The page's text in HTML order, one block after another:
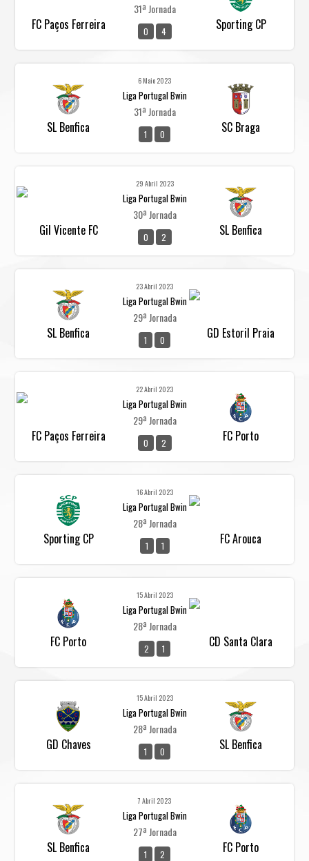
FC Paços Ferreira
31ª Jornada
0 4 Sporting CP
SL Benfica
6 Maio 2023
Liga Portugal Bwin
31ª Jornada
1 0 SC Braga
Gil Vicente FC
29 Abril 2023
Liga Portugal Bwin
30ª Jornada
0 2 SL Benfica
SL Benfica
23 Abril 2023
Liga Portugal Bwin
29ª Jornada
1 0 GD Estoril Praia
FC Paços Ferreira
22 Abril 2023
Liga Portugal Bwin
29ª Jornada
0 2 FC Porto
Sporting CP
16 Abril 2023
Liga Portugal Bwin
28ª Jornada
1 1 FC Arouca
FC Porto
15 Abril 2023
Liga Portugal Bwin
28ª Jornada
2 1 CD Santa Clara
GD Chaves
15 Abril 2023
Liga Portugal Bwin
28ª Jornada
1 0 SL Benfica
SL Benfica
7 Abril 2023
Liga Portugal Bwin
27ª Jornada
1 2 FC Porto